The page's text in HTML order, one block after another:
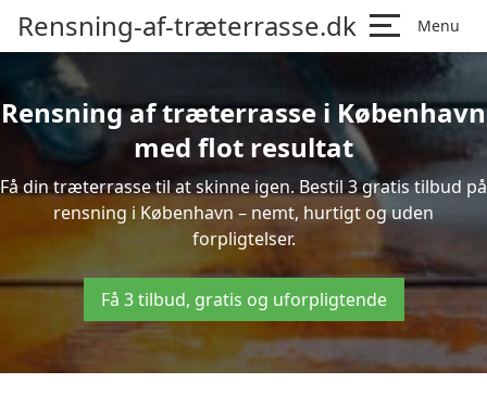
Rensning-af-træterrasse.dk Menu
Rensning af træterrasse i København
med flot resultat
Få din træterrasse til at skinne igen. Bestil 3 gratis tilbud på
rensning i København – nemt, hurtigt og uden
forpligtelser.
Få 3 tilbud, gratis og uforpligtende